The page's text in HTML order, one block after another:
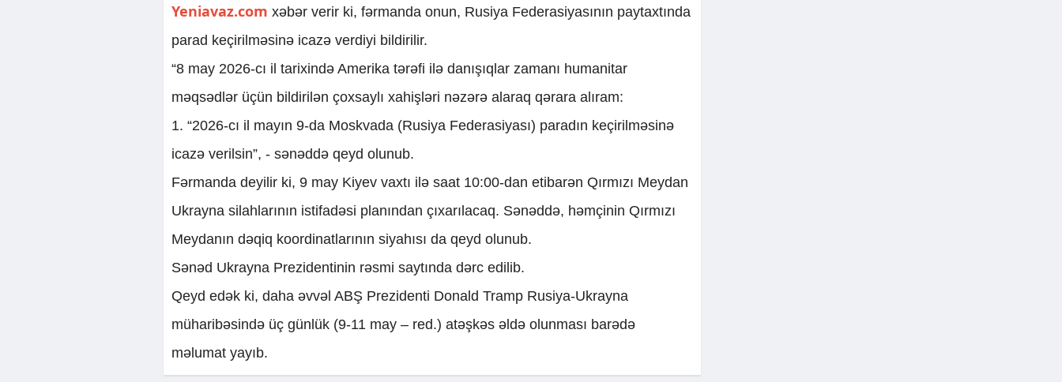
Yeniavaz.com xəbər verir ki, fərmanda onun, Rusiya Federasiyasının paytaxtında
parad keçirilməsinə icazə verdiyi bildirilir.
“8 may 2026-cı il tarixində Amerika tərəfi ilə danışıqlar zamanı humanitar
məqsədlər üçün bildirilən çoxsaylı xahişləri nəzərə alaraq qərara alıram:
1. “2026-cı il mayın 9-da Moskvada (Rusiya Federasiyası) paradın keçirilməsinə
icazə verilsin”, - sənəddə qeyd olunub.
Fərmanda deyilir ki, 9 may Kiyev vaxtı ilə saat 10:00-dan etibarən Qırmızı Meydan
Ukrayna silahlarının istifadəsi planından çıxarılacaq. Sənəddə, həmçinin Qırmızı
Meydanın dəqiq koordinatlarının siyahısı da qeyd olunub.
Sənəd Ukrayna Prezidentinin rəsmi saytında dərc edilib.
Qeyd edək ki, daha əvvəl ABŞ Prezidenti Donald Tramp Rusiya-Ukrayna
müharibəsində üç günlük (9-11 may – red.) atəşkəs əldə olunması barədə
məlumat yayıb.